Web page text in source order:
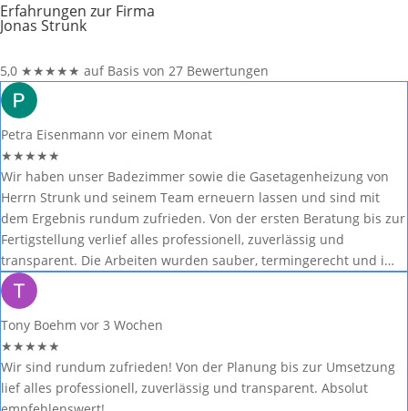
Erfahrungen zur Firma
Jonas Strunk
5,0 ★★★★★ auf Basis von 27 Bewertungen
Petra Eisenmann vor einem Monat
★★★★★
Wir haben unser Badezimmer sowie die Gasetagenheizung von
Herrn Strunk und seinem Team erneuern lassen und sind mit
dem Ergebnis rundum zufrieden. Von der ersten Beratung bis zur
Fertigstellung verlief alles professionell, zuverlässig und
transparent. Die Arbeiten wurden sauber, termingerecht und i…
Tony Boehm vor 3 Wochen
★★★★★
Wir sind rundum zufrieden! Von der Planung bis zur Umsetzung
lief alles professionell, zuverlässig und transparent. Absolut